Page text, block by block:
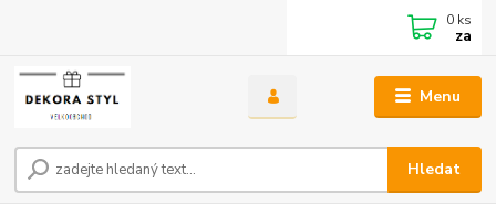
Menu
Hledat
0 ks
za